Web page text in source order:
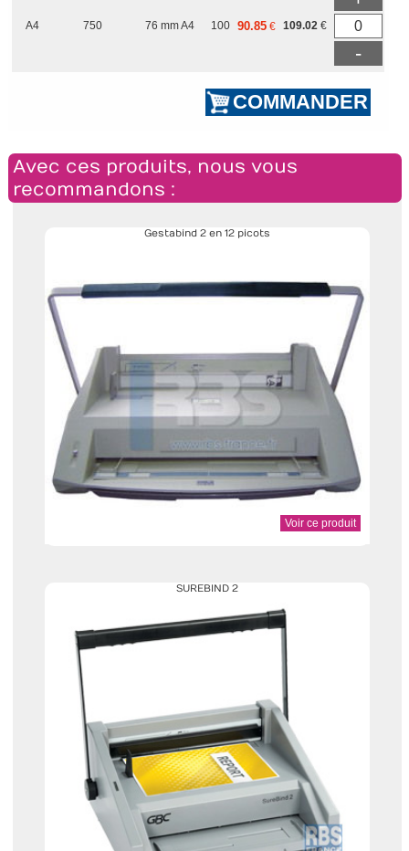
A4 750 76 mm A4 100 90.85 € 109.02€
-
Avec ces produits, nous vous
recommandons :
Gestabind 2 en 12 picots
Voir ce produit
SUREBIND 2